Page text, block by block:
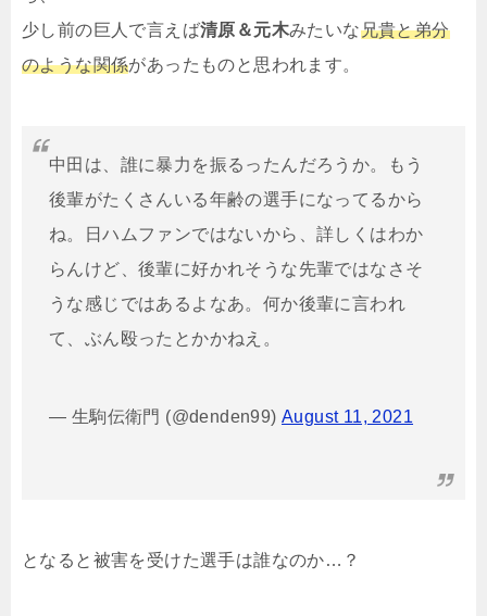
少し前の巨人で言えば清原＆元木みたいな兄貴と弟分
のような関係があったものと思われます。
中田は、誰に暴力を振るったんだろうか。もう
後輩がたくさんいる年齢の選手になってるから
ね。日ハムファンではないから、詳しくはわか
らんけど、後輩に好かれそうな先輩ではなさそ
うな感じではあるよなあ。何か後輩に言われ
て、ぶん殴ったとかかねえ。
— 生駒伝衛門 (@denden99)August 11, 2021
となると被害を受けた選手は誰なのか…？